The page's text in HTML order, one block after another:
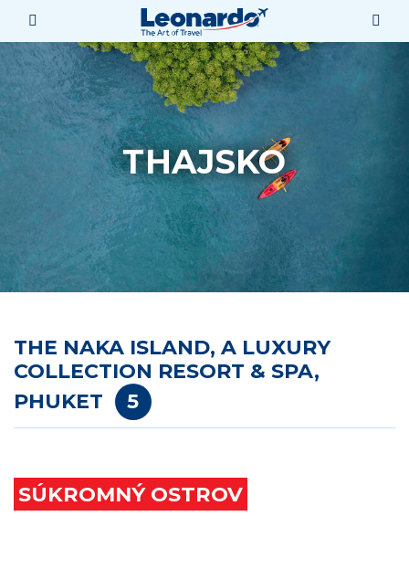
THAJSKO
THE NAKA ISLAND, A LUXURY
COLLECTION RESORT & SPA,
PHUKET
5
SÚKROMNÝ OSTROV